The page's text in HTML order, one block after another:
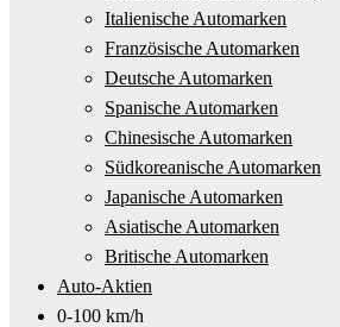
Italienische Automarken
Französische Automarken
Deutsche Automarken
Spanische Automarken
Chinesische Automarken
Südkoreanische Automarken
Japanische Automarken
Asiatische Automarken
Britische Automarken
Auto-Aktien
0-100 km/h